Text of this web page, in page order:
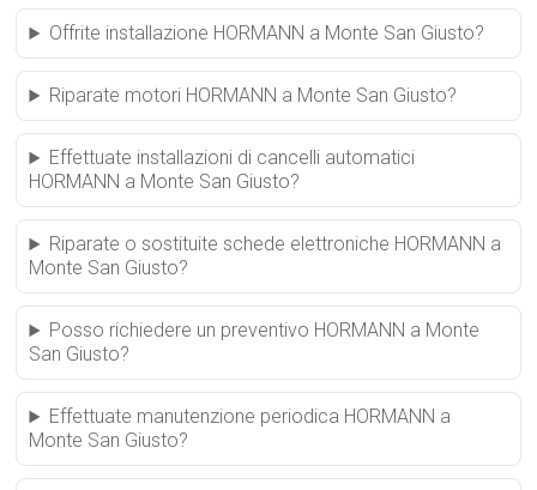
Offrite installazione HORMANN a Monte San Giusto?
Riparate motori HORMANN a Monte San Giusto?
Effettuate installazioni di cancelli automatici
HORMANN a Monte San Giusto?
Riparate o sostituite schede elettroniche HORMANN a
Monte San Giusto?
Posso richiedere un preventivo HORMANN a Monte
San Giusto?
Effettuate manutenzione periodica HORMANN a
Monte San Giusto?